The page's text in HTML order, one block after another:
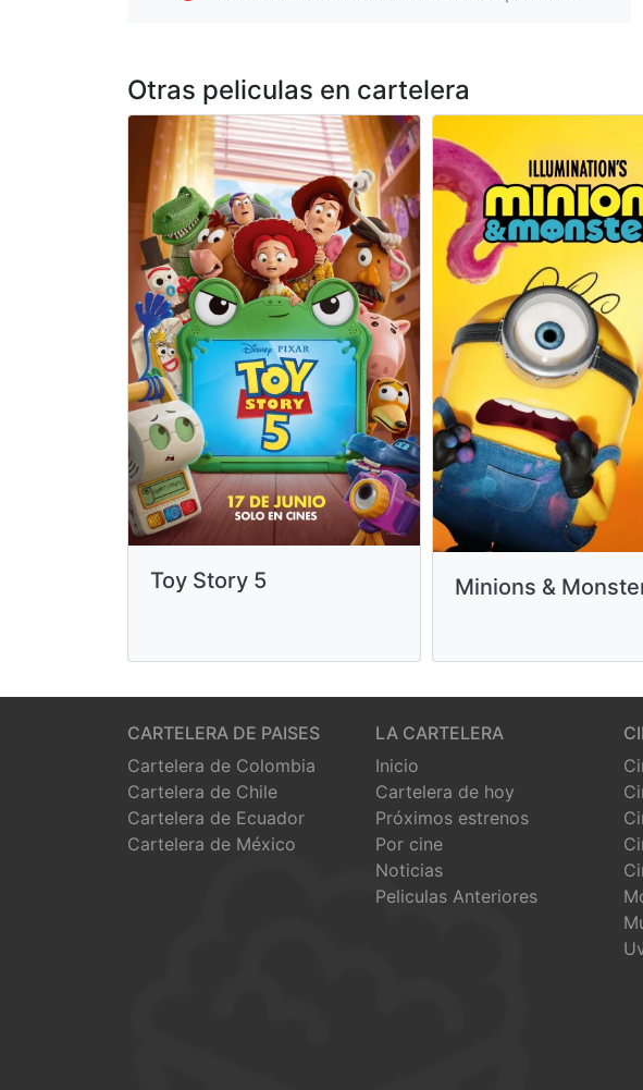
Otras peliculas en cartelera
Toy Story 5 Minions &
CARTELERA DE PAISES
Cartelera de Colombia
Cartelera de Chile
Cartelera de Ecuador
Cartelera de México
LA CARTELERA
Inicio
Cartelera de hoy
Próximos estrenos
Por cine
Noticias
Peliculas Anteriores